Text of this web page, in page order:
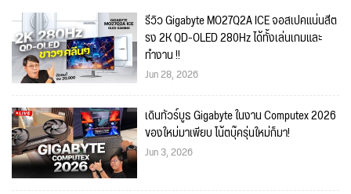
รีวิว Gigabyte MO27Q2A ICE จอสเปคแน่นสีต
รง 2K QD-OLED 280Hz ได้ทั้งเล่นเกมและ
ทำงาน !!
Jun 28, 2026
เดินทัวร์บูธ Gigabyte ในงาน Computex 2026
ของใหม่มาเพียบ โน้ตบุ๊ครุ่นใหม่ก็มา!
Jun 3, 2026